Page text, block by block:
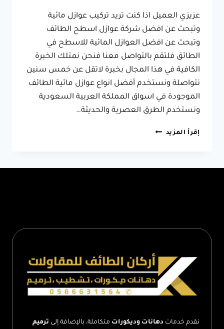
عزيزي العميل اذا كنت تريد تركيب عوازل مائية
وتبحث عن افضل شركة عوازل اسطح الطائف
وتبحث عن افضل العوازل المائية للاسطح في
الطائق فلتقم بالتواصل معنا فنحن نمتلك الخبرة
الكافية في هذا المجال بخبرة لاتقل عن خمس سنين
نتواصلة ونستخدم أفضل انواع عوازل مائية الطائف
الموجودة في اسواق المملكة العربية السعودية
ونستخدم الطرق العصرية والحديثة…
إقرأ المزيد شركة
عازل
للاسطح
–
عازل
الطائفنقدم خدمات دهانات وديكورات متكاملة، بالإضافة إلى ترميم